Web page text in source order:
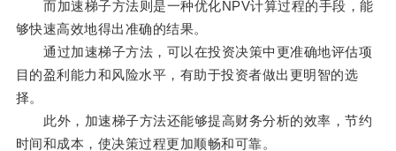
而加速梯子方法则是一种优化NPV计算过程的手段，能
够快速高效地得出准确的结果。
通过加速梯子方法，可以在投资决策中更准确地评估项
目的盈利能力和风险水平，有助于投资者做出更明智的选
择。
此外，加速梯子方法还能够提高财务分析的效率，节约
时间和成本，使决策过程更加顺畅和可靠。